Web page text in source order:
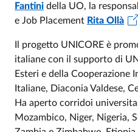
Fantini della UO, la
e Job Placement Rita Ollà
Il progetto UNICORE è
italiane con il supporto di
Esteri e della Cooperazione
Italiane, Diaconia Valdese,
Ha aperto corridoi
Mozambico, Niger, Nigeria,